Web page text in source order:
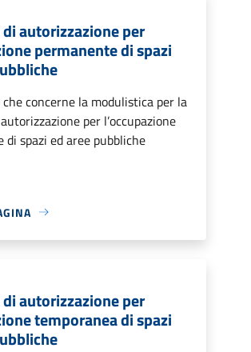
autorizzazione per
permanente di spazi
concerne la modulistica per la
per l’occupazione
di spazi ed aree pubbliche
autorizzazione per
temporanea di spazi